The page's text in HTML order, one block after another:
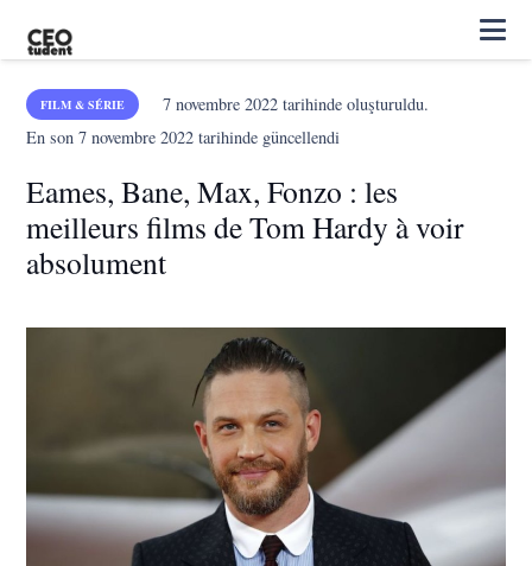
FILM & SÉRIE 7 novembre 2022tarihinde oluşturuldu.
En son7 novembre 2022 tarihinde güncellendi
Eames, Bane, Max, Fonzo : les
meilleurs films de Tom Hardy à voir
absolument